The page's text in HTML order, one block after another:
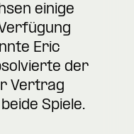
einige
Eric
der
Vertrag
Spiele.